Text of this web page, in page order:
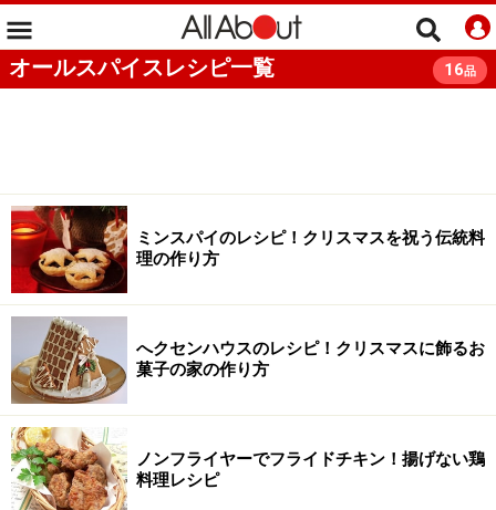
オールスパイスレシピ一覧 16品
ミンスパイのレシピ！クリスマスを祝う伝統料
理の作り方
へクセンハウスのレシピ！クリスマスに飾るお
菓子の家の作り方
ノンフライヤーでフライドチキン！揚げない鶏
料理レシピ